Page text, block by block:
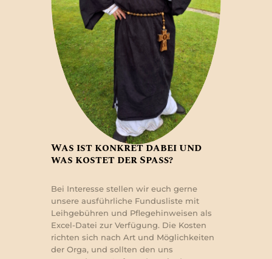
Was ist konkret dabei und
was kostet der Spaß?
Bei Interesse stellen wir euch gerne
unsere ausführliche Fundusliste mit
Leihgebühren und Pflegehinweisen als
Excel-Datei zur Verfügung. Die Kosten
richten sich nach Art und Möglichkeiten
der Orga, und sollten den uns